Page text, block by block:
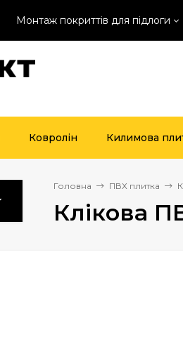
Монтаж покриттів для підлоги
Ковролін Килимова
Головна ПВХ плитка
Клікова